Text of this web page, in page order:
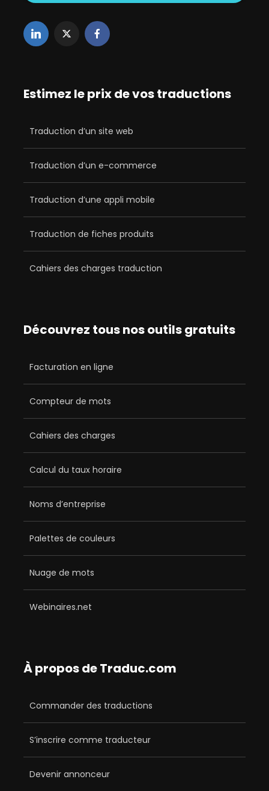
Estimez le prix de vos traductions
Traduction d’un site web
Traduction d’un e-commerce
Traduction d’une appli mobile
Traduction de fiches produits
Cahiers des charges traduction
Découvrez tous nos outils gratuits
Facturation en ligne
Compteur de mots
Cahiers des charges
Calcul du taux horaire
Noms d’entreprise
Palettes de couleurs
Nuage de mots
Webinaires.net
À propos de Traduc.com
Commander des traductions
S’inscrire comme traducteur
Devenir annonceur